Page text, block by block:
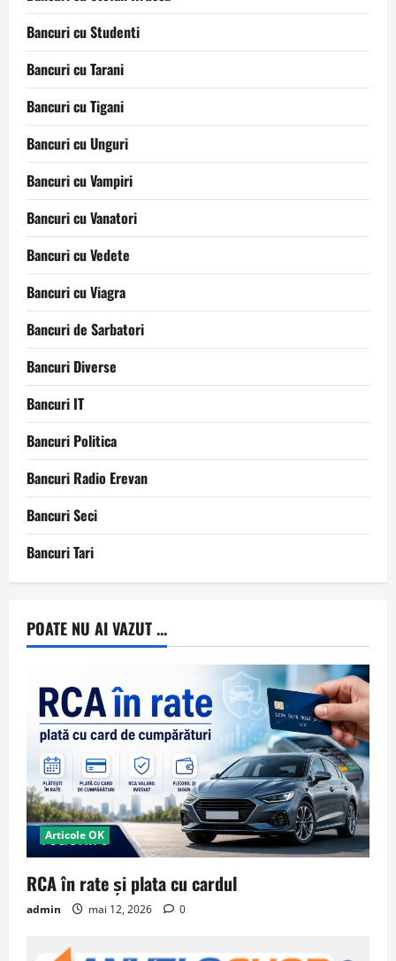
Bancuri cu Studenti
Bancuri cu Tarani
Bancuri cu Tigani
Bancuri cu Unguri
Bancuri cu Vampiri
Bancuri cu Vanatori
Bancuri cu Vedete
Bancuri cu Viagra
Bancuri de Sarbatori
Bancuri Diverse
Bancuri IT
Bancuri Politica
Bancuri Radio Erevan
Bancuri Seci
Bancuri Tari
POATE NU AI VAZUT ...
Articole OK
RCA în rate și plata cu cardul
admin mai 12, 2026 0